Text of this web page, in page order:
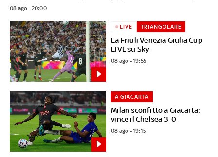
08 ago - 20:00
La Friuli Venezia Giulia Cup
LIVE su Sky
LIVE TRIANGOLARE
08 ago - 19:55
Milan sconfitto a Giacarta:
vince il Chelsea 3-0
A GIACARTA
08 ago - 19:15